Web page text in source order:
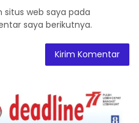
situs web saya pada
saya berikutnya.